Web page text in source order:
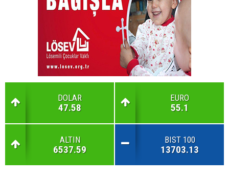
DOLAR
47.58
EURO
55.1
ALTIN
6537.59
BIST 100
13703.13